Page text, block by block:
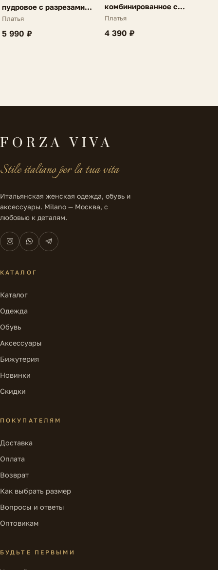
пудровое с разрезами
Luciella
Платья
5 990 ₽
комбинированное с
разрезами зеленый-
черный Catena
Платья
4 390 ₽
FORZA VIVA
Stile italiano per la tua vita
Итальянская женская одежда, обувь и
аксессуары. Milano — Москва, с
любовью к деталям.
КАТАЛОГ
Каталог
Одежда
Обувь
Аксессуары
Бижутерия
Новинки
Скидки
ПОКУПАТЕЛЯМ
Доставка
Оплата
Возврат
Как выбрать размер
Вопросы и ответы
Оптовикам
БУДЬТЕ ПЕРВЫМИ